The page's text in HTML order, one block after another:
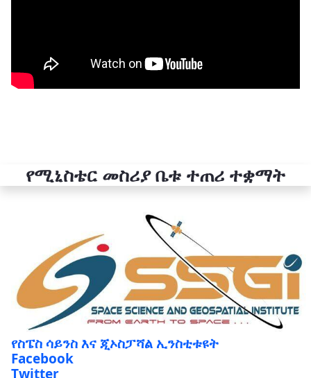
የሚኒስቴር መስሪያ ቤቱ ተጠሪ ተቋማት
የስፔስ ሳይንስ እና ጂኦስፓሻል ኢንስቲቱዩት
Facebook
Twitter